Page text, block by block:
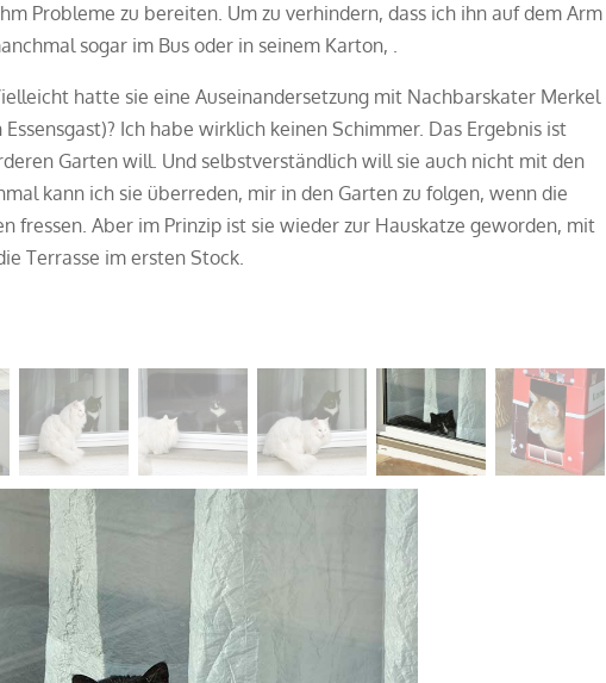
Probleme zu bereiten. Um zu verhindern, dass ich ihn auf dem Arm
sogar im Bus oder in seinem Karton, .
hatte sie eine Auseinandersetzung mit Nachbarskater Merkel
Ich habe wirklich keinen Schimmer. Das Ergebnis ist
Garten will. Und selbstverständlich will sie auch nicht mit den
kann ich sie überreden, mir in den Garten zu folgen, wenn die
fressen. Aber im Prinzip ist sie wieder zur Hauskatze geworden, mit
Terrasse im ersten Stock.